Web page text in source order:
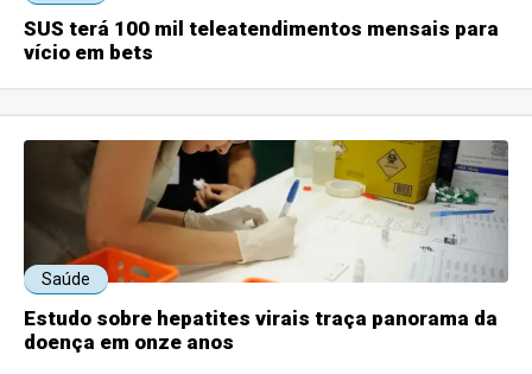
SUS terá 100 mil teleatendimentos mensais para
vício em bets
Saúde
Estudo sobre hepatites virais traça panorama da
doença em onze anos